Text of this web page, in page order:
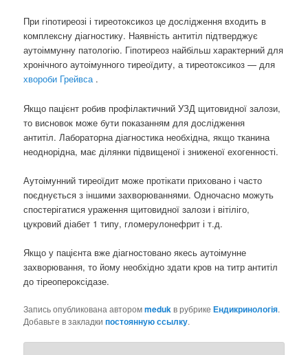
При гіпотиреозі і тиреотоксикоз це дослідження входить в
комплексну діагностику. Наявність антитіл підтверджує
аутоіммунну патологію. Гіпотиреоз найбільш характерний для
хронічного аутоімунного тиреоїдиту, а тиреотоксикоз — для
хвороби Грейвса .
Якщо пацієнт робив профілактичний УЗД щитовидної залози,
то висновок може бути показанням для дослідження
антитіл. Лабораторна діагностика необхідна, якщо тканина
неоднорідна, має ділянки підвищеної і зниженої ехогенності.
Аутоімунний тиреоїдит може протікати приховано і часто
поєднується з іншими захворюваннями. Одночасно можуть
спостерігатися ураження щитовидної залози і вітіліго,
цукровий діабет 1 типу, гломерулонефрит і т.д.
Якщо у пацієнта вже діагностовано якесь аутоімунне
захворювання, то йому необхідно здати кров на титр антитіл
до тіреопероксідазе.
Запись опубликована авторомmedukв рубрикеЕндикринологія.
Добавьте в закладкипостоянную ссылку.